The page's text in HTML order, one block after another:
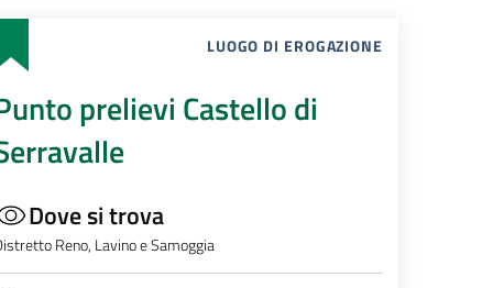
LUOGO DI EROGAZIONE
prelievi Castello di
Dove si trova
Reno, Lavino e Samoggia